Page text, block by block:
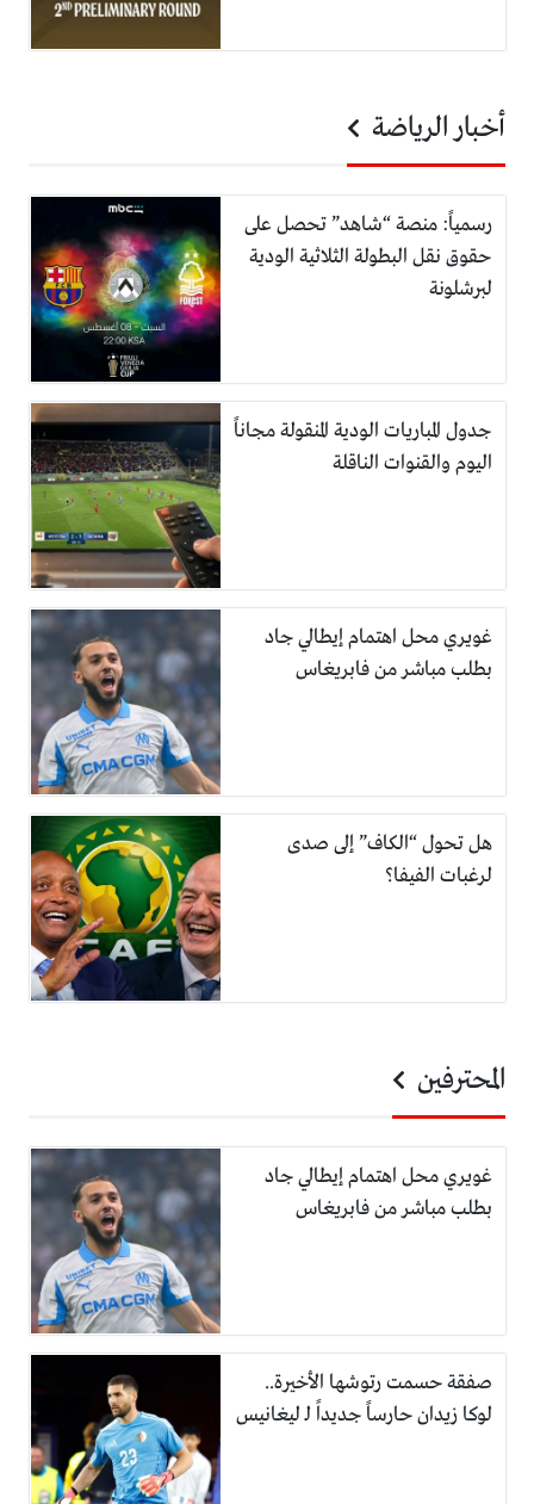
أخبار الرياضة
رسمياً: منصة “شاهد” تحصل على
حقوق نقل البطولة الثلاثية الودية
لبرشلونة
جدول المباريات الودية المنقولة مجاناً
اليوم والقنوات الناقلة
غويري محل اهتمام إيطالي جاد
بطلب مباشر من فابريغاس
هل تحول “الكاف” إلى صدى
لرغبات الفيفا؟
المحترفين
غويري محل اهتمام إيطالي جاد
بطلب مباشر من فابريغاس
صفقة حسمت رتوشها الأخيرة..
لوكا زيدان حارساً جديداً لـ ليغانيس